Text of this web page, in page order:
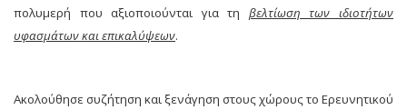
πολυμερή που αξιοποιούνται για τη βελτίωση των ιδιοτήτων
υφασμάτων και επικαλύψεων.
Ακολούθησε συζήτηση και ξενάγηση στους χώρους το Ερευνητικού